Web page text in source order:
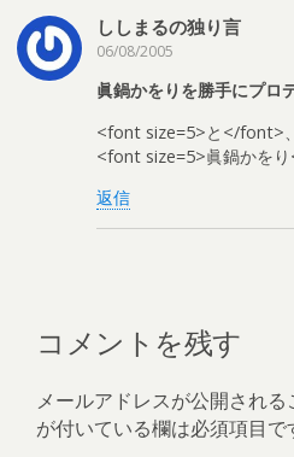
ししまるの独り言
06/08/2005
眞鍋かをりを勝手にプロ
<font size=5>と</font>
<font size=5>眞鍋かを
返信
コメントを残す
メールアドレスが公開される
が付いている欄は必須項目で